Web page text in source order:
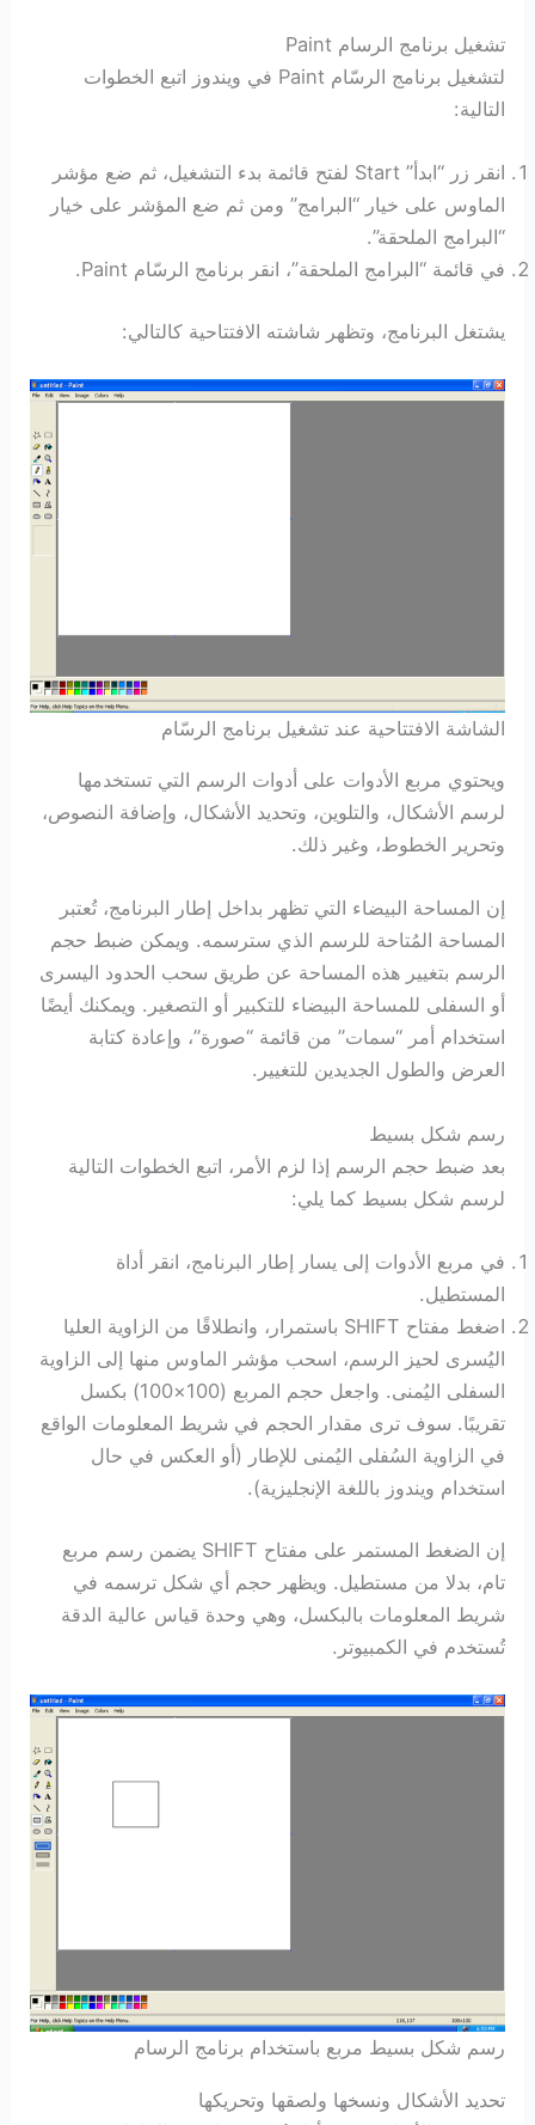
تشغيل برنامج الرسام Paint
لتشغيل برنامج الرسّام Paint في ويندوز اتبع الخطوات
التالية:
انقر زر “ابدأ” Start لفتح قائمة بدء التشغيل، ثم ضع مؤشر
الماوس على خيار “البرامج” ومن ثم ضع المؤشر على خيار
“البرامج الملحقة”.
في قائمة “البرامج الملحقة”، انقر برنامج الرسّام Paint.
يشتغل البرنامج، وتظهر شاشته الافتتاحية كالتالي:
الشاشة الافتتاحية عند تشغيل برنامج الرسّام
ويحتوي مربع الأدوات على أدوات الرسم التي تستخدمها
لرسم الأشكال، والتلوين، وتحديد الأشكال، وإضافة النصوص،
وتحرير الخطوط، وغير ذلك.
إن المساحة البيضاء التي تظهر بداخل إطار البرنامج، تُعتبر
المساحة المُتاحة للرسم الذي سترسمه. ويمكن ضبط حجم
الرسم بتغيير هذه المساحة عن طريق سحب الحدود اليسرى
أو السفلى للمساحة البيضاء للتكبير أو التصغير. ويمكنك أيضًا
استخدام أمر “سمات” من قائمة “صورة”، وإعادة كتابة
العرض والطول الجديدين للتغيير.
رسم شكل بسيط
بعد ضبط حجم الرسم إذا لزم الأمر، اتبع الخطوات التالية
لرسم شكل بسيط كما يلي:
في مربع الأدوات إلى يسار إطار البرنامج، انقر أداة
المستطيل.
اضغط مفتاح SHIFT باستمرار، وانطلاقًا من الزاوية العليا
اليُسرى لحيز الرسم، اسحب مؤشر الماوس منها إلى الزاوية
السفلى اليُمنى. واجعل حجم المربع (100×100) بكسل
تقريبًا. سوف ترى مقدار الحجم في شريط المعلومات الواقع
في الزاوية السُفلى اليُمنى للإطار (أو العكس في حال
استخدام ويندوز باللغة الإنجليزية).
إن الضغط المستمر على مفتاح SHIFT يضمن رسم مربع
تام، بدلا من مستطيل. ويظهر حجم أي شكل ترسمه في
شريط المعلومات بالبكسل، وهي وحدة قياس عالية الدقة
تُستخدم في الكمبيوتر.
رسم شكل بسيط مربع باستخدام برنامج الرسام
تحديد الأشكال ونسخها ولصقها وتحريكها